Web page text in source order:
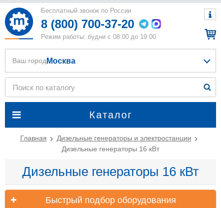
Бесплатный звонок по России
8 (800) 700-37-20
Режим работы: будни с 08:00 до 19:00
Каталог
Ваш город Москва
Главная
Дизельные генераторы и электростанции
Дизельные генераторы 16 кВт
Дизельные генераторы 16 кВт
Быстрый подбор оборудования